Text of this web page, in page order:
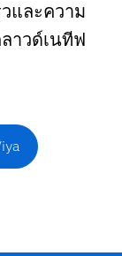
และความ
าวด์เนทีฟ